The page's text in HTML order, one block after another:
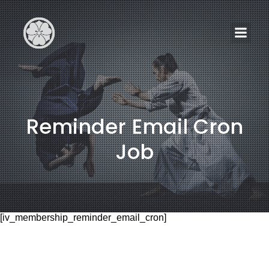
Reminder Email Cron
Job
[iv_membership_reminder_email_cron]